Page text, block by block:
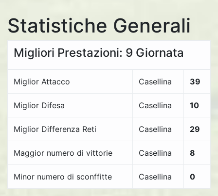
Statistiche Generali
Migliori Prestazioni: 9 Giornata
Miglior Attacco Casellina 39
Miglior Difesa Casellina 10
Miglior Differenza Reti Casellina 29
Maggior numero di vittorie Casellina 8
Minor numero di sconffitte Casellina 0